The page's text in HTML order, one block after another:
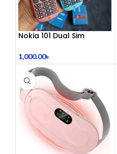
Nokia 101 Dual Sim
1,000.00৳